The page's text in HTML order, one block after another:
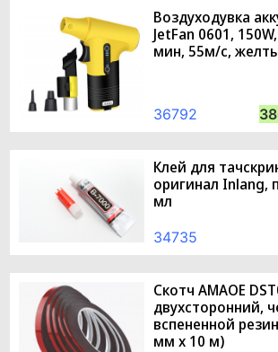
Воздуходувка
JetFan 0601,
мин, 55м/с,
36792
Клей для
оригинал Inlang,
мл
34735
Скотч AMAOE
двухсторонний,
вспененной
мм х 10 м)